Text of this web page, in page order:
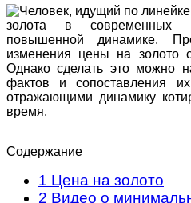
золота в современных
повышенной динамике.
изменения цены на золото
Однако сделать это можно
фактов и сопоставления
отражающими динамику
время.
Содержание
1 Цена на золото
2 Видео о